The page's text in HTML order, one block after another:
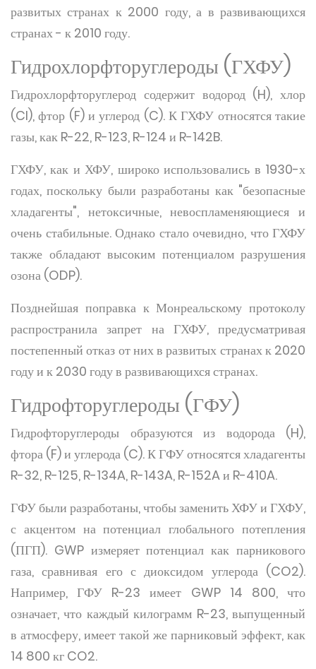
развитых странах к 2000 году, а в развивающихся
странах - к 2010 году.
Гидрохлорфторуглероды (ГХФУ)
Гидрохлорфторуглерод содержит водород (H), хлор
(Cl), фтор (F) и углерод (C). К ГХФУ относятся такие
газы, как R-22, R-123, R-124 и R-142B.
ГХФУ, как и ХФУ, широко использовались в 1930-х
годах, поскольку были разработаны как "безопасные
хладагенты", нетоксичные, невоспламеняющиеся и
очень стабильные. Однако стало очевидно, что ГХФУ
также обладают высоким потенциалом разрушения
озона (ODP).
Позднейшая поправка к Монреальскому протоколу
распространила запрет на ГХФУ, предусматривая
постепенный отказ от них в развитых странах к 2020
году и к 2030 году в развивающихся странах.
Гидрофторуглероды (ГФУ)
Гидрофторуглероды образуются из водорода (H),
фтора (F) и углерода (C). К ГФУ относятся хладагенты
R-32, R-125, R-134A, R-143A, R-152A и R-410A.
ГФУ были разработаны, чтобы заменить ХФУ и ГХФУ,
с акцентом на потенциал глобального потепления
(ПГП). GWP измеряет потенциал как парникового
газа, сравнивая его с диоксидом углерода (CO2).
Например, ГФУ R-23 имеет GWP 14 800, что
означает, что каждый килограмм R-23, выпущенный
в атмосферу, имеет такой же парниковый эффект, как
14 800 кг CO2.